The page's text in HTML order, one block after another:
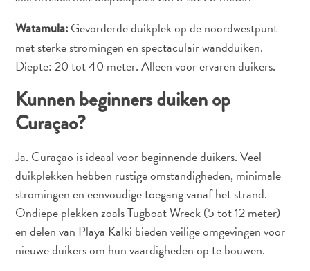
Wave
Updates
Nieuwste
Activiteiten
Duiken
Kindvriendelijk
&
Eten
Plan
Je
Trip
The
Watamula:Gevorderde duikplek op de noordwestpunt
met sterke stromingen en spectaculair wandduiken.
Diepte: 20 tot 40 meter. Alleen voor ervaren duikers.
Kunnen beginners duiken op
Curaçao?
Ja. Curaçao is ideaal voor beginnende duikers. Veel
duikplekken hebben rustige omstandigheden, minimale
stromingen en eenvoudige toegang vanaf het strand.
Ondiepe plekken zoals Tugboat Wreck (5 tot 12 meter)
en delen van Playa Kalki bieden veilige omgevingen voor
nieuwe duikers om hun vaardigheden op te bouwen.